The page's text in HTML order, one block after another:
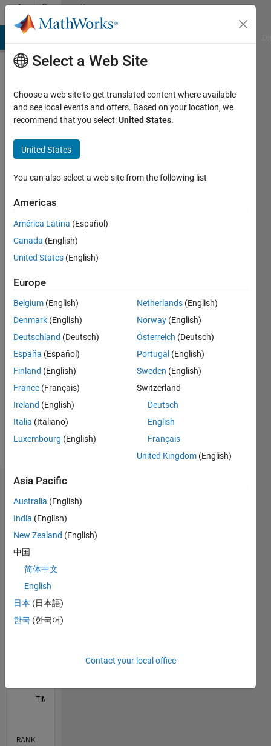
Skip to contentCommunity
Profile
papa
Last
year ago
Active
since
2023
Followers:
Following:
Follow
Programming
Languages:
Spoken
Languages:
Japanese
Dashboard
Statistics
M…
CONTRIBUTIONS L
-2
-1
2
3
4
TIMELINE
RANK
Select a Web Site
Choose a web site to get translated content where available
and see local events and offers. Based on your location, we
recommend that you select:United States.
United States
You can also select a web site from the following list
Americas
América Latina (Español)
Canada (English)
United States (English)
Europe
Belgium (English)
Denmark (English)
Deutschland (Deutsch)
España (Español)
Finland (English)
France (Français)
Ireland (English)
Italia (Italiano)
Luxembourg (English)
Netherlands (English)
Norway (English)
Österreich (Deutsch)
Portugal (English)
Sweden (English)
Switzerland
Deutsch
English
Français
United Kingdom (English)
Asia Pacific
Australia (English)
India (English)
New Zealand (English)
中国
简体中文
English
日本 (日本語)
한국 (한국어)
Contact your local office